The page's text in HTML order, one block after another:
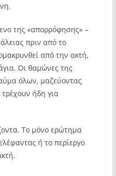
της «απορρόφησης» –
πριν από το
από την ακτή,
Οι θαμώνες της
όλων, μαζεύοντας
ήδη για
Το μόνο ερώτημα
ή το περίεργο